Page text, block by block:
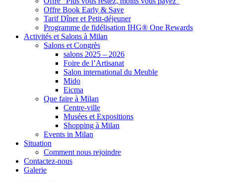
Offre Book Early & Save
Tarif Dîner et Petit-déjeuner
Programme de fidélisation IHG® One Rewards
Activités et Salons à Milan
Salons et Congrès
salons 2025 – 2026
Foire de l’Artisanat
Salon international du Meuble
Mido
Eicma
Que faire à Milan
Centre-ville
Musées et Expositions
Shopping à Milan
Events in Milan
Situation
Comment nous rejoindre
Contactez-nous
Galerie